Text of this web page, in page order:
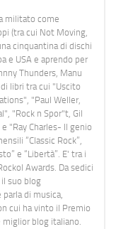
militato come
(tra cui Not Moving,
cinquantina di dischi
e USA e aprendo per
Thunders, Manu
libri tra cui "Uscito
"Paul Weller,
"Rock n Spor"t, Gil
"Ray Charles- Il genio
“Classic Rock”,
e “Libertà”. E' tra i
Awards. Da sedici
suo blog
di musica,
cui ha vinto il Premio
blog italiano.